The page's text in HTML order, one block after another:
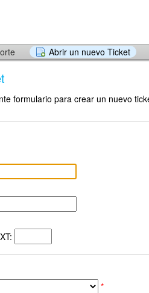
Abrir un nuevo Ticket
formulario para crear un nuevo
*